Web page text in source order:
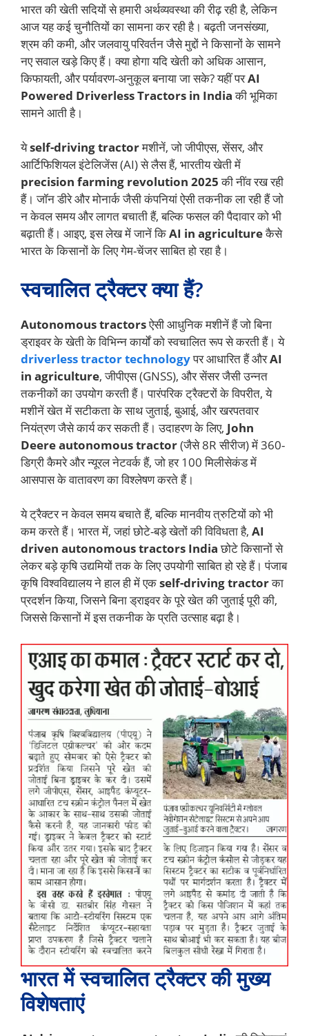
भारत की खेती सदियों से हमारी अर्थव्यवस्था की रीढ़ रही है, लेकिन
आज यह कई चुनौतियों का सामना कर रही है। बढ़ती जनसंख्या,
श्रम की कमी, और जलवायु परिवर्तन जैसे मुद्दों ने किसानों के सामने
नए सवाल खड़े किए हैं। क्या होगा यदि खेती को अधिक आसान,
किफायती, और पर्यावरण-अनुकूल बनाया जा सके? यहीं परAI
Powered Driverless Tractors in Indiaकी भूमिका
सामने आती है।
येself-driving tractorमशीनें, जो जीपीएस, सेंसर, और
आर्टिफिशियल इंटेलिजेंस (AI) से लैस हैं, भारतीय खेती में
precision farming revolution 2025की नींव रख रही
हैं। जॉन डीरे और मोनार्क जैसी कंपनियां ऐसी तकनीक ला रही हैं जो
न केवल समय और लागत बचाती हैं, बल्कि फसल की पैदावार को भी
बढ़ाती हैं। आइए, इस लेख में जानें किAI in agricultureकैसे
भारत के किसानों के लिए गेम-चेंजर साबित हो रहा है।
स्वचालित ट्रैक्टर क्या हैं?
Autonomous tractorsऐसी आधुनिक मशीनें हैं जो बिना
ड्राइवर के खेती के विभिन्न कार्यों को स्वचालित रूप से करती हैं। ये
driverless tractor technologyपर आधारित हैं औरAI
in agriculture, जीपीएस (GNSS), और सेंसर जैसी उन्नत
तकनीकों का उपयोग करती हैं। पारंपरिक ट्रैक्टरों के विपरीत, ये
मशीनें खेत में सटीकता के साथ जुताई, बुआई, और खरपतवार
नियंत्रण जैसे कार्य कर सकती हैं। उदाहरण के लिए, John
Deere autonomous tractor(जैसे 8R सीरीज) में 360-
डिग्री कैमरे और न्यूरल नेटवर्क हैं, जो हर 100 मिलीसेकंड में
आसपास के वातावरण का विश्लेषण करते हैं।
ये ट्रैक्टर न केवल समय बचाते हैं, बल्कि मानवीय त्रुटियों को भी
कम करते हैं। भारत में, जहां छोटे-बड़े खेतों की विविधता है, AI
driven autonomous tractors Indiaछोटे किसानों से
लेकर बड़े कृषि उद्यमियों तक के लिए उपयोगी साबित हो रहे हैं। पंजाब
कृषि विश्वविद्यालय ने हाल ही में एकself-driving tractorका
प्रदर्शन किया, जिसने बिना ड्राइवर के पूरे खेत की जुताई पूरी की,
जिससे किसानों में इस तकनीक के प्रति उत्साह बढ़ा है।
भारत में स्वचालित ट्रैक्टर की मुख्य
विशेषताएं